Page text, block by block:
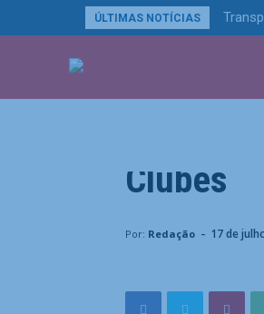
ÚLTIMAS NOTÍCIAS
Taremi
Inter de
Clubes
Por: Redação - 17 de